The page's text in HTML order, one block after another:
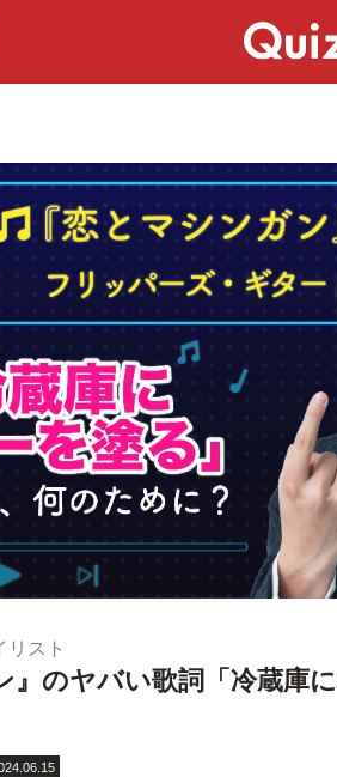
リスト
』のヤバい歌詞「冷蔵庫